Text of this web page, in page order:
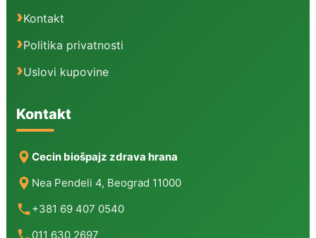
Kontakt
Politika privatnosti
Uslovi kupovine
Kontakt
Cecin biošpajz zdrava hrana
Nea Pendeli 4, Beograd 11000
+381 69 407 0540
011 630 2697